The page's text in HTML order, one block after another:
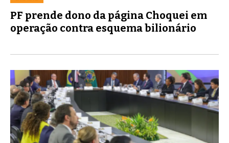
PF prende dono da página Choquei em
operação contra esquema bilionário